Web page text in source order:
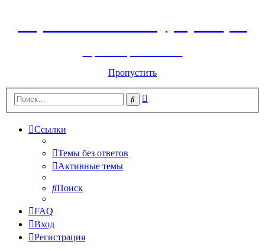
Пропустить
Поиск
Ссылки
Темы без ответов
Активные темы
Поиск
FAQ
Вход
Регистрация